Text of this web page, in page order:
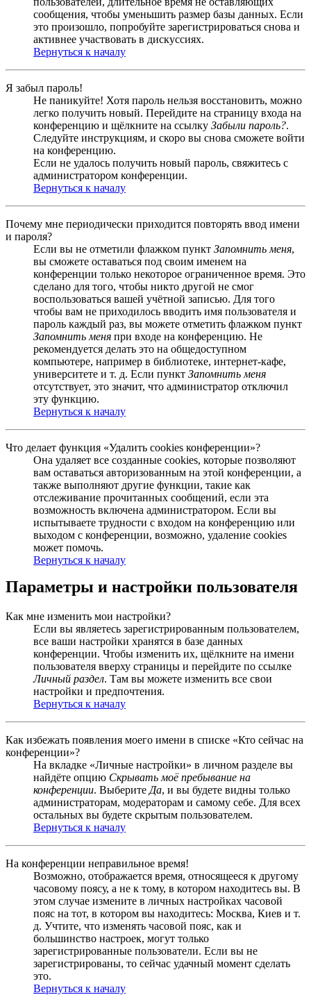
сообщения, чтобы уменьшить размер базы данных. Если
это произошло, попробуйте зарегистрироваться снова и
активнее участвовать в дискуссиях.
Вернуться к началу
Я забыл пароль!
Не паникуйте! Хотя пароль нельзя восстановить, можно
легко получить новый. Перейдите на страницу входа на
конференцию и щёлкните на ссылку Забыли пароль?.
Следуйте инструкциям, и скоро вы снова сможете войти
на конференцию.
Если не удалось получить новый пароль, свяжитесь с
администратором конференции.
Вернуться к началу
Почему мне периодически приходится повторять ввод имени
и пароля?
Если вы не отметили флажком пункт Запомнить меня,
вы сможете оставаться под своим именем на
конференции только некоторое ограниченное время. Это
сделано для того, чтобы никто другой не смог
воспользоваться вашей учётной записью. Для того
чтобы вам не приходилось вводить имя пользователя и
пароль каждый раз, вы можете отметить флажком пункт
Запомнить меня при входе на конференцию. Не
рекомендуется делать это на общедоступном
компьютере, например в библиотеке, интернет-кафе,
университете и т. д. Если пункт Запомнить меня
отсутствует, это значит, что администратор отключил
эту функцию.
Вернуться к началу
Что делает функция «Удалить cookies конференции»?
Она удаляет все созданные cookies, которые позволяют
вам оставаться авторизованным на этой конференции, а
также выполняют другие функции, такие как
отслеживание прочитанных сообщений, если эта
возможность включена администратором. Если вы
испытываете трудности с входом на конференцию или
выходом с конференции, возможно, удаление cookies
может помочь.
Вернуться к началу
Параметры и настройки пользователя
Как мне изменить мои настройки?
Если вы являетесь зарегистрированным пользователем,
все ваши настройки хранятся в базе данных
конференции. Чтобы изменить их, щёлкните на имени
пользователя вверху страницы и перейдите по ссылке
Личный раздел. Там вы можете изменить все свои
настройки и предпочтения.
Вернуться к началу
Как избежать появления моего имени в списке «Кто сейчас на
конференции»?
На вкладке «Личные настройки» в личном разделе вы
найдёте опцию Скрывать моё пребывание на
конференции. Выберите Да, и вы будете видны только
администраторам, модераторам и самому себе. Для всех
остальных вы будете скрытым пользователем.
Вернуться к началу
На конференции неправильное время!
Возможно, отображается время, относящееся к другому
часовому поясу, а не к тому, в котором находитесь вы. В
этом случае измените в личных настройках часовой
пояс на тот, в котором вы находитесь: Москва, Киев и т.
д. Учтите, что изменять часовой пояс, как и
большинство настроек, могут только
зарегистрированные пользователи. Если вы не
зарегистрированы, то сейчас удачный момент сделать
это.
Вернуться к началу